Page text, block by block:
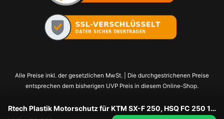
Alle Preise inkl. der gesetzlichen MwSt. | Die durchgestrichenen Preise
entsprechen dem bisherigen UVP Preis in diesem Online-Shop.
Rtech Plastik Motorschutz für KTM SX-F 250, HSQ FC 250 19-22 Orange